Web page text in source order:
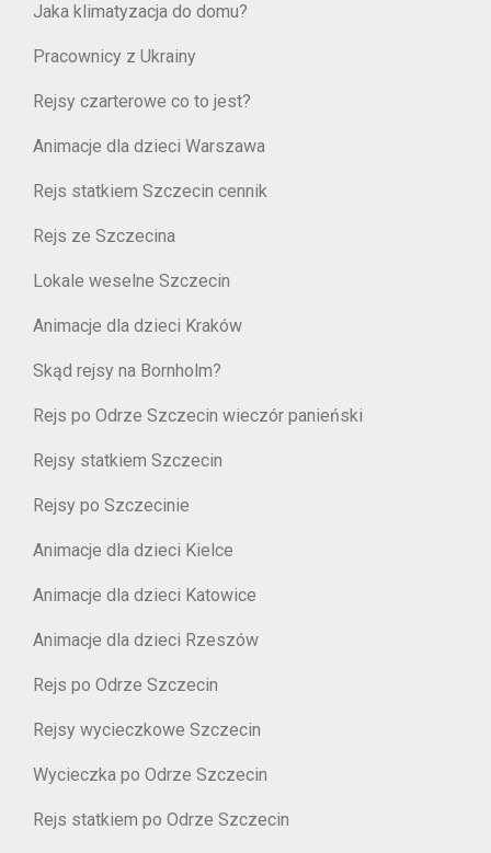
Jaka klimatyzacja do domu?
Pracownicy z Ukrainy
Rejsy czarterowe co to jest?
Animacje dla dzieci Warszawa
Rejs statkiem Szczecin cennik
Rejs ze Szczecina
Lokale weselne Szczecin
Animacje dla dzieci Kraków
Skąd rejsy na Bornholm?
Rejs po Odrze Szczecin wieczór panieński
Rejsy statkiem Szczecin
Rejsy po Szczecinie
Animacje dla dzieci Kielce
Animacje dla dzieci Katowice
Animacje dla dzieci Rzeszów
Rejs po Odrze Szczecin
Rejsy wycieczkowe Szczecin
Wycieczka po Odrze Szczecin
Rejs statkiem po Odrze Szczecin